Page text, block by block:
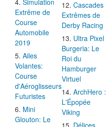
Simulation
Extrême de
Course
Automobile
2019
Ailes
Volantes:
Course
d'Aéroglisseurs
Futuristes
Mini
Glouton: Le
Cascades
Extrêmes de
Derby Racing
Ultra Pixel
Burgeria: Le
Roi du
Hamburger
Virtuel
ArchHero :
L'Épopée
Viking
Délices